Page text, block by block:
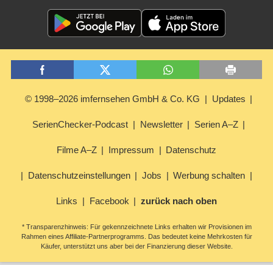
© 1998–2026 imfernsehen GmbH & Co. KG Updates
SerienChecker-Podcast Newsletter Serien A–Z
Filme A–Z Impressum Datenschutz
Datenschutzeinstellungen Jobs Werbung schalten
Links Facebook zurück nach oben
* Transparenzhinweis: Für gekennzeichnete Links erhalten wir Provisionen im
Rahmen eines Affiliate-Partnerprogramms. Das bedeutet keine Mehrkosten für
Käufer, unterstützt uns aber bei der Finanzierung dieser Website.